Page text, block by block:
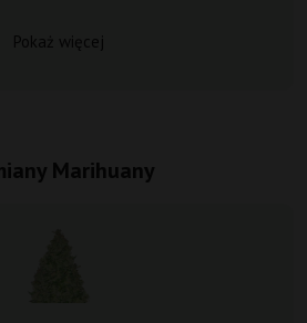
Pokaż więcej
Marihuany